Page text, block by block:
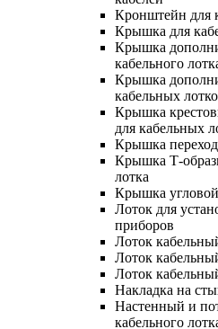
Кронштейн для
Крышка для
Крышка
кабельного
Крышка
кабельных
Крышка
для кабельных
Крышка
Крышка Т-
лотка
Крышка
Лоток для
приборов
Лоток
Лоток
Лоток
Накладка на
Настенный и
кабельного